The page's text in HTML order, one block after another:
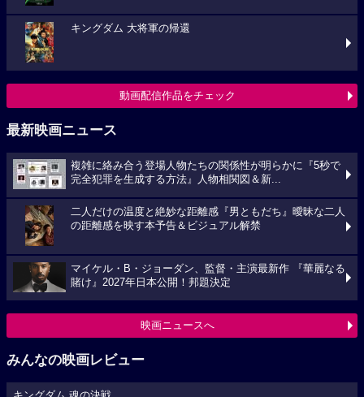
キングダム 大将軍の帰還
動画配信作品をチェック
最新映画ニュース
複雑に絡み合う登場人物たちの関係性が明らかに『5秒で
完全犯罪を生成する方法』人物相関図＆新...
二人だけの温度と絶妙な距離感『男ともだち』曖昧な二人
の距離感を映す本予告＆ビジュアル解禁
マイケル・B・ジョーダン、監督・主演最新作 『華麗なる
賭け』2027年日本公開！邦題決定
映画ニュースへ
みんなの映画レビュー